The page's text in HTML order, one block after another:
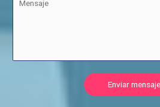
Enviar mensaje